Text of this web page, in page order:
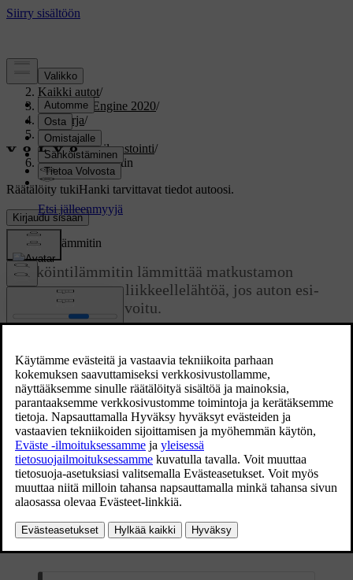
Tuki/
Kaikki autot/
V60 Twin Engine 2020/
Ohjekirja/
Ilmasto/
Pysäköinti-ilmastointi/
Pysäköintilämmitin
Räätälöity tukiHanki tarvittavat tiedot autoosi.
Kirjaudu sisään
Pysäköintilämmitin
Pysäköintilämmitin lämmittää matkustamon
tarvittaessa ennen liikkeellelähtöä, jos auton esi-
ilmastointi on aktivoitu.
osatoiminnosta. Lämmitin on asennettu oikeaan etupyöränkoteloon.
Kun tämä symboli palaa kuljettajan näytössä, pysäköintilämmitin voi
[1]